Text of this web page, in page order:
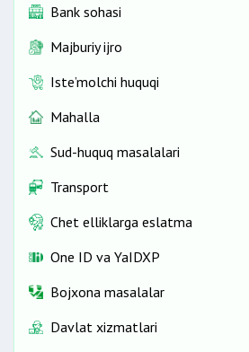
Bank sohasi
Majburiy ijro
Iste’molchi huquqi
Mahalla
Sud-huquq masalalari
Transport
Chet elliklarga eslatma
One ID vа YaIDXP
Bojxona masalalar
Davlat xizmatlari